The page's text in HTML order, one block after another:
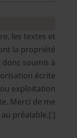
les textes et
la propriété
donc soumis à
écrite
exploitation
Merci de me
préalable.[:]